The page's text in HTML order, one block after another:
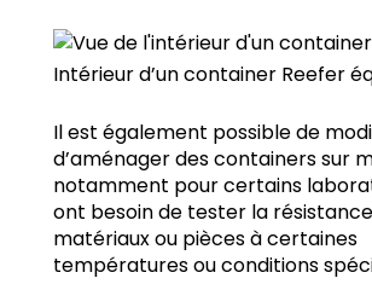
Intérieur d’un container Reefer
Il est également possible de
d’aménager des containers sur
notamment pour certains
ont besoin de tester la
matériaux ou pièces à certaines
températures ou conditions